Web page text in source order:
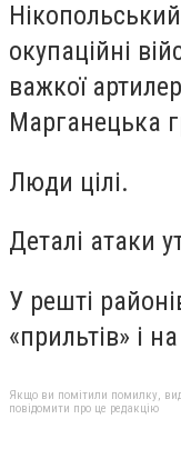
окупаційні
важкої
Марганецька
Люди цілі.
Деталі атаки
У решті
«прильтів» і
Якщо ви помітили помилку,
повідомити про це редакцію